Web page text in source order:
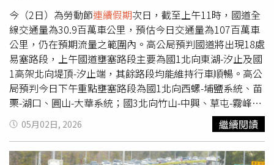
發時機並非單純夏冬季之分，4月29日至30日氣溫下降、天
氣由燥熱轉濕冷，溫差劇烈變化可能才是常見誘發因子，而
當短時間內溫差超過10度，心血管在遇冷收縮、遇熱擴張的
情況下負擔增加，發病機率也就相對提高。多數無明顯慢性
病 共同特徵是高壞膽固醇與抽菸鍾伯欣醫師也指出，8名
患者大多無明確慢性病史，但多數有多年抽菸習慣，且低密
度膽固醇數值偏高，多已大於130mg/dL，其中一名64歲徐
先生菸齡30年、每天會抽半包菸，因持續性胸痛超過半小時
至急診，確診為下壁心肌梗塞，檢查發現低密度膽固醇為
155mg/dL，經緊急血管重建術合併藥物治療後，數值降至
72mg/dL。另一名62歲吳先生菸齡20多年、每天會抽一
今（2日）為勞動節連續假期次日，截至上午11時，國道全
線交通量為30.9百萬車公里，預估今日交通量為107百萬車
公里，仍在預期流量之範圍內。高公局預判國道將出現18處
易塞路段，上午國道壅塞路段主要為國1北向東湖-汐止及國
1高架北向堤頂-汐止端，其餘路段均能維持行車順暢。高公
局預判今日下午重點壅塞路段為國1北向西螺-埔鹽系統、苗
栗-湖口、圓山-大華系統；國3北向竹山-中興、草屯-霧峰、
大山-香山、關西-大溪；國5南向南港系統-頭城、北向宜蘭-
坪林；國4西向潭子系統-豐勢；國6西向東草屯-霧峰系統；
則包括國1西螺至埔鹽系統、苗栗至湖口、圓山至大華系
05月02日, 2026 繼續閱讀